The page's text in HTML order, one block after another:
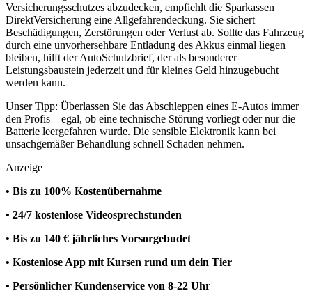
Versicherungsschutzes abzudecken, empfiehlt die Sparkassen
DirektVersicherung eine Allgefahrendeckung. Sie sichert
Beschädigungen, Zerstörungen oder Verlust ab. Sollte das Fahrzeug
durch eine unvorhersehbare Entladung des Akkus einmal liegen
bleiben, hilft der AutoSchutzbrief, der als besonderer
Leistungsbaustein jederzeit und für kleines Geld hinzugebucht
werden kann.
Unser Tipp: Überlassen Sie das Abschleppen eines E-Autos immer
den Profis – egal, ob eine technische Störung vorliegt oder nur die
Batterie leergefahren wurde. Die sensible Elektronik kann bei
unsachgemäßer Behandlung schnell Schaden nehmen.
Anzeige
• Bis zu 100% Kostenübernahme
• 24/7 kostenlose Videosprechstunden
• Bis zu 140 € jährliches Vorsorgebudet
• Kostenlose App mit Kursen rund um dein Tier
• Persönlicher Kundenservice von 8-22 Uhr